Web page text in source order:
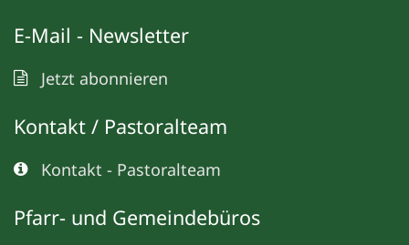
E-Mail - Newsletter
Jetzt abonnieren
Kontakt / Pastoralteam
Kontakt - Pastoralteam
Pfarr- und Gemeindebüros